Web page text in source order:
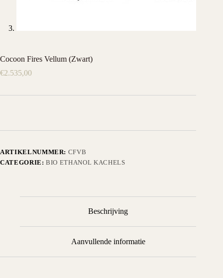
Cocoon Fires Vellum (Zwart)
€2.535,00
ARTIKELNUMMER: CFVB
CATEGORIE:BIO ETHANOL KACHELS
Beschrijving
Aanvullende informatie